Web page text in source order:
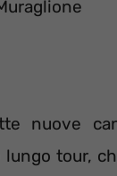
nuove
tour,